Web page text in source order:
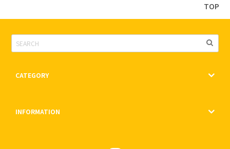
TOP
CATEGORY
INFORMATION